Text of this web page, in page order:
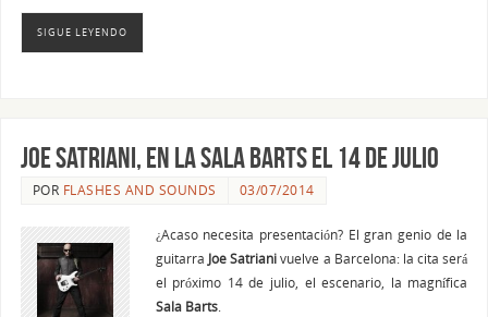
SIGUE LEYENDO
JOE SATRIANI, en la Sala Barts el 14 de julio
POR FLASHES AND SOUNDS 03/07/2014
¿Acaso necesita presentación? El gran genio de la
guitarra Joe Satrianivuelve a Barcelona: la cita será
el próximo 14 de julio, el escenario, la magnífica
Sala Barts.